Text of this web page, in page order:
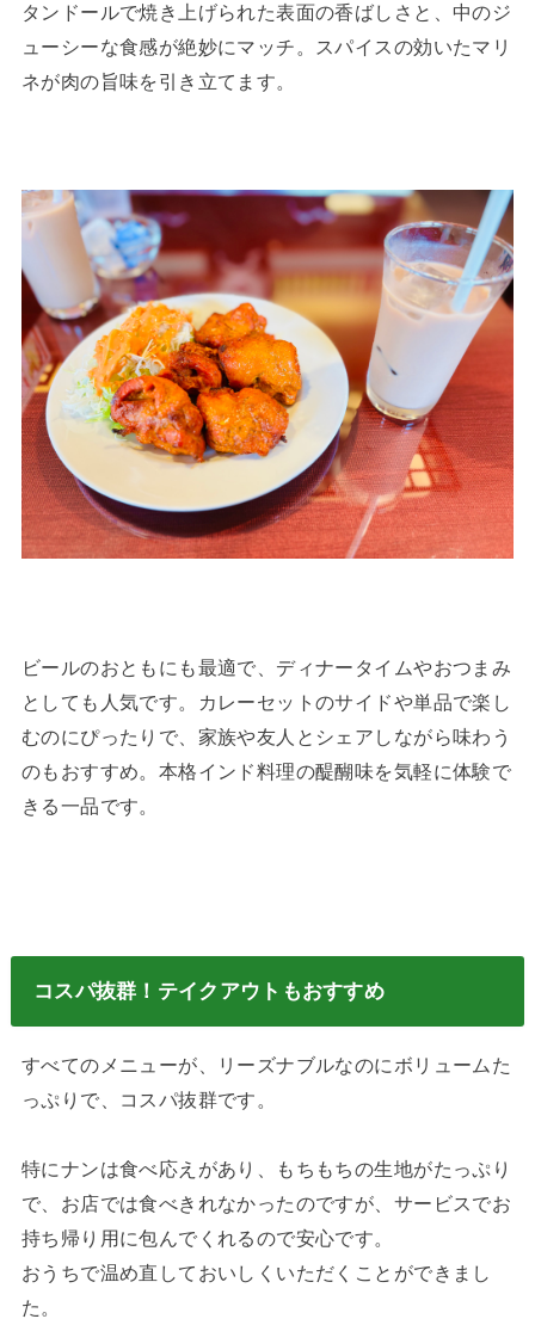
タンドールで焼き上げられた表面の香ばしさと、中のジ
ューシーな食感が絶妙にマッチ。スパイスの効いたマリ
ネが肉の旨味を引き立てます。
ビールのおともにも最適で、ディナータイムやおつまみ
としても人気です。カレーセットのサイドや単品で楽し
むのにぴったりで、家族や友人とシェアしながら味わう
のもおすすめ。本格インド料理の醍醐味を気軽に体験で
きる一品です。
コスパ抜群！テイクアウトもおすすめ
すべてのメニューが、リーズナブルなのにボリュームた
っぷりで、コスパ抜群です。
特にナンは食べ応えがあり、もちもちの生地がたっぷり
で、お店では食べきれなかったのですが、サービスでお
持ち帰り用に包んでくれるので安心です。
おうちで温め直しておいしくいただくことができまし
た。